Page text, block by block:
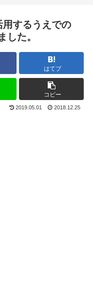
するうえでの
した。
はてブ
コピー
2019.05.01 2018.12.25